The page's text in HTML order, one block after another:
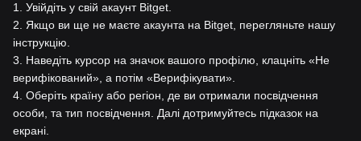
1
Увійдіть у свій акаунт Bitget.
2
Якщо ви ще не маєте акаунта на Bitget, перегляньте нашу
інструкцію.
3
Наведіть курсор на значок вашого профілю, клацніть «Не
верифікований», а потім «Верифікувати».
4 Оберіть країну або регіон, де ви отримали посвідчення
особи, та тип посвідчення. Далі дотримуйтесь підказок на
екрані.